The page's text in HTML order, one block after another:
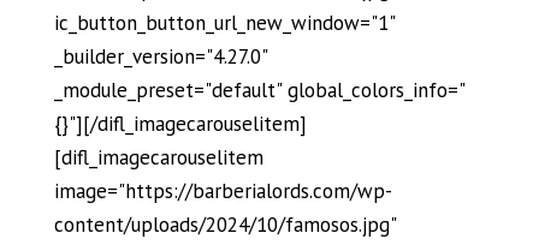
ic_button_button_url_new_window="1"
_builder_version="4.27.0"
_module_preset="default" global_colors_info="
{}"][/difl_imagecarouselitem]
[difl_imagecarouselitem
image="https://barberialords.com/wp-
content/uploads/2024/10/famosos.jpg"